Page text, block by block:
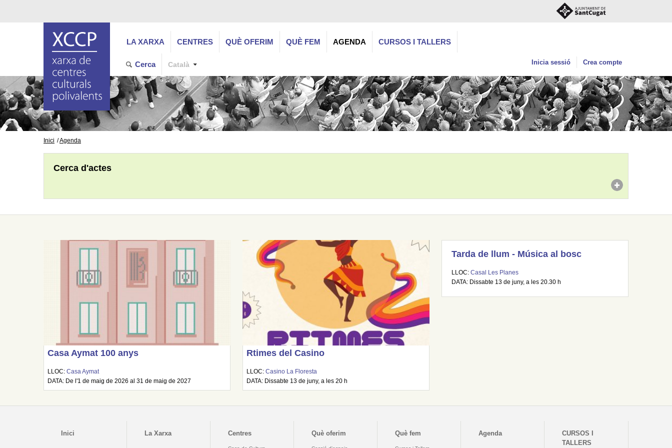
LA XARXA CENTRES QUÈ OFERIM QUÈ FEM AGENDA CURSOS I TALLERS
Cerca Català Inicia sessió Crea compte
Inici Agenda
Cerca d'actes
Casa Aymat 100 anys
LLOC:Casa Aymat
DATA: De l'1 de maig de 2026 al 31 de maig de 2027
Rtimes del Casino
LLOC:Casino La Floresta
DATA: Dissabte 13 de juny, a les 20 h
Tarda de llum - Música al bosc
LLOC: Casal Les Planes
DATA: Dissabte 13 de juny, a les 20.30 h
Inici La Xarxa Centres Què oferim Què fem Agenda
CURSOS I
TALLERS